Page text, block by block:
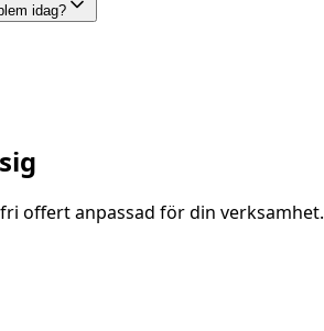
idag?
offert anpassad för din verksamhet.